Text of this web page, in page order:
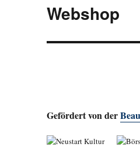
Nächster
Webshop
Gefördert von der